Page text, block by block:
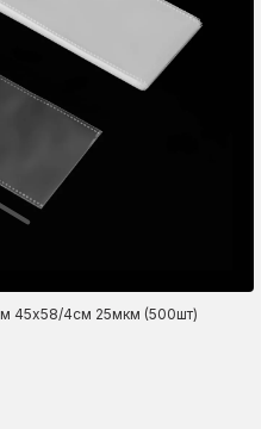
45х58/4см 25мкм (500шт)